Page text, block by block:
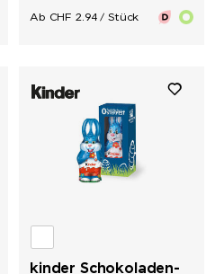
Ab CHF 2.94 / Stück
kinder Schokoladen-